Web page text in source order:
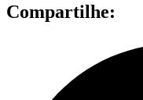
Compartilhe: